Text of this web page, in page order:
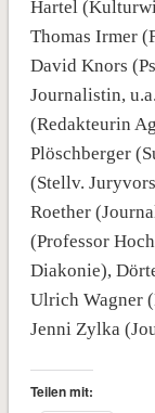
Hartel
Thomas Irmer
David Knors
Journalistin,
(Redakteurin
Plöschberger
(Stellv.
Roether
(Professor
Diakonie),
Ulrich Wagner
Jenni Zylka
Teilen mit: